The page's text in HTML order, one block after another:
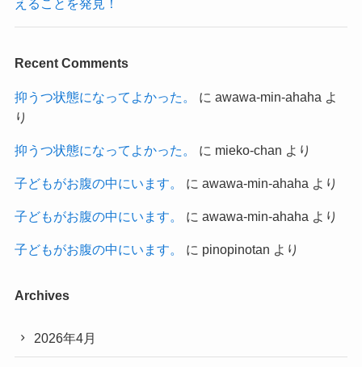
えることを発見！
Recent Comments
抑うつ状態になってよかった。 に awawa-min-ahaha よ
り
抑うつ状態になってよかった。 に mieko-chan より
子どもがお腹の中にいます。 に awawa-min-ahaha より
子どもがお腹の中にいます。 に awawa-min-ahaha より
子どもがお腹の中にいます。 に pinopinotan より
Archives
2026年4月